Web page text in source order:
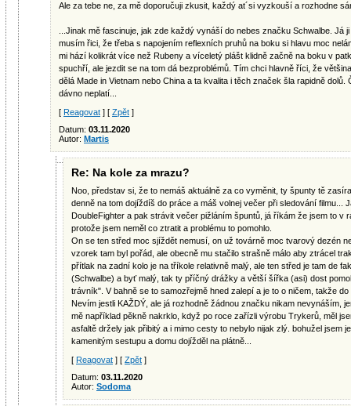
Ale za tebe ne, za mě doporučuji zkusit, každý at´si vyzkouší a rozhodne
...Jinak mě fascinuje, jak zde každý vynáší do nebes značku Schwalbe. Já
musím řici, že třeba s napojením reflexních pruhů na boku si hlavu moc
mi hází kolikrát více než Rubeny a víceletý plášt klidně začně na boku v
spuchří, ale jezdit se na tom dá bezproblémů. Tím chci hlavně říci, že
dělá Made in Vietnam nebo China a ta kvalita i těch značek šla rapidně
dávno neplatí...
[ Reagovat ] [ Zpět ]
Datum: 03.11.2020
Autor: Martis
Re: Na kole za mrazu?
Noo, představ si, že to nemáš aktuálně za co vyměnit, ty špunty tě
denně na tom dojíždíš do práce a máš volnej večer při sledování filmu...
DoubleFighter a pak strávit večer pižláním špuntů, já říkám že jsem to v
protože jsem neměl co ztratit a problému to pomohlo.
On se ten střed moc sjíždět nemusí, on už továrně moc tvarový dezén
vzorek tam byl pořád, ale obecně mu stačilo strašně málo aby ztrácel
přítlak na zadní kolo je na tříkole relativně malý, ale ten střed je tam de
(Schwalbe) a byť malý, tak ty příčný drážky a větší šířka (asi) dost
trávník". V bahně se to samozřejmě hned zalepí a je to o ničem, takže do
Nevím jestli KAŽDÝ, ale já rozhodně žádnou značku nikam nevynáším,
mě například pěkně nakrklo, když po roce zařízli výrobu Trykerů, měl
asfaltě držely jak přibitý a i mimo cesty to nebylo nijak zlý. bohužel jsem
kamenitým sestupu a domu dojížděl na plátně...
[ Reagovat ] [ Zpět ]
Datum: 03.11.2020
Autor: Sodoma